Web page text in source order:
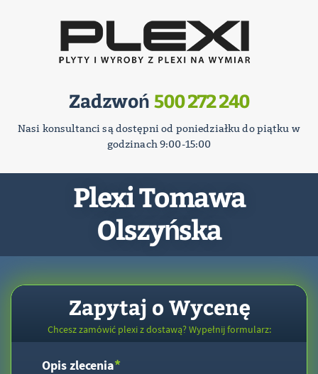
Zadzwoń 500 272 240
Nasi konsultanci są dostępni od poniedziałku do piątku w
godzinach 9:00-15:00
Plexi Tomawa
Olszyńska
Zapytaj o Wycenę
Chcesz zamówić plexi z dostawą? Wypełnij formularz:
Opis zlecenia*